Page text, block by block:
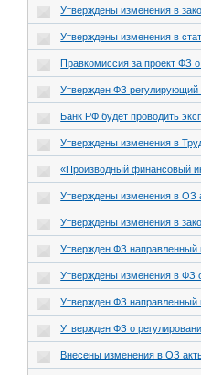
Утверждены изменения в
Утверждены изменения в
Правкомиссия за проект
Утвержден ФЗ
Банк РФ будет проводить
Утверждены изменения в
«Производный финансовый
Утверждены изменения в ОЗ
Утверждены изменения в
Утвержден ФЗ направленный
Утверждены изменения в ФЗ
Утвержден ФЗ направленный
Утвержден ФЗ о
Внесены изменения в ОЗ